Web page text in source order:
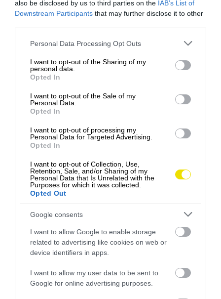
also be disclosed by us to third parties on the IAB’s List of
Downstream Participants that may further disclose it to other
Please note that this website/app uses one or more Google
not limited to your visit or usage behaviour. You may click to
grant or deny consent to Google and its third-party tags to
use your data for below specified purposes in below Google
consent section.
Personal Data Processing Opt Outs
I want to opt-out of the Sharing of my
personal data.
Opted In
I want to opt-out of the Sale of my
Personal Data.
Opted In
I want to opt-out of processing my
Personal Data for Targeted Advertising.
Opted In
I want to opt-out of Collection, Use,
Retention, Sale, and/or Sharing of my
Personal Data that Is Unrelated with the
Purposes for which it was collected.
Opted Out
Google consents
I want to allow Google to enable storage
related to advertising like cookies on web or
device identifiers in apps.
I want to allow my user data to be sent to
Google for online advertising purposes.
DEXTER, SHOWTIME